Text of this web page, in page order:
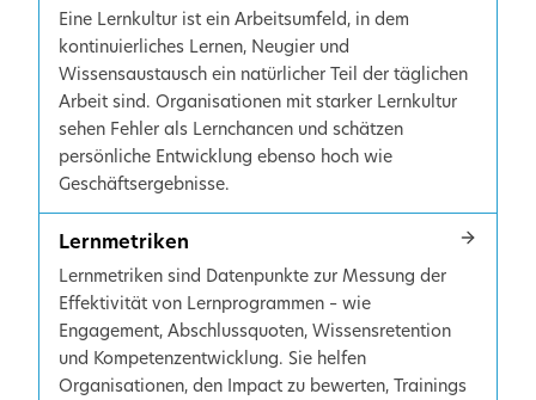
Eine Lernkultur ist ein Arbeitsumfeld, in dem
kontinuierliches Lernen, Neugier und
Wissensaustausch ein natürlicher Teil der täglichen
Arbeit sind. Organisationen mit starker Lernkultur
sehen Fehler als Lernchancen und schätzen
persönliche Entwicklung ebenso hoch wie
Geschäftsergebnisse.
Lernmetriken
Lernmetriken sind Datenpunkte zur Messung der
Effektivität von Lernprogrammen – wie
Engagement, Abschlussquoten, Wissensretention
und Kompetenzentwicklung. Sie helfen
Organisationen, den Impact zu bewerten, Trainings